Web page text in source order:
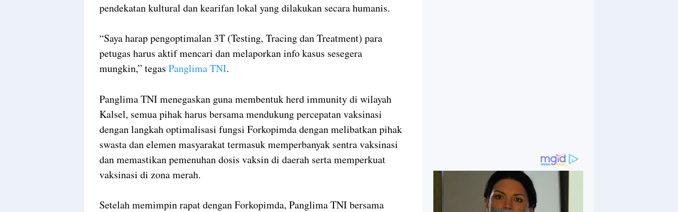
pendekatan kultural dan kearifan lokal yang dilakukan secara humanis.
“Saya harap pengoptimalan 3T (Testing, Tracing dan Treatment) para
petugas harus aktif mencari dan melaporkan info kasus sesegera
mungkin,” tegas Panglima TNI.
Panglima TNI menegaskan guna membentuk herd immunity di wilayah
Kalsel, semua pihak harus bersama mendukung percepatan vaksinasi
dengan langkah optimalisasi fungsi Forkopimda dengan melibatkan pihak
swasta dan elemen masyarakat termasuk memperbanyak sentra vaksinasi
dan memastikan pemenuhan dosis vaksin di daerah serta memperkuat
vaksinasi di zona merah.
Setelah memimpin rapat dengan Forkopimda, Panglima TNI bersama